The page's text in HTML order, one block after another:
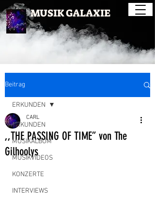
MUSIK GALAXIE
Beitrag
ERKUNDEN
MUSIKALBUM
MUSIKVIDEOS
KONZERTE
INTERVIEWS
ERKUNDEN
,,THE PASSING OF TIME” von The
Gilhoolys
CARL